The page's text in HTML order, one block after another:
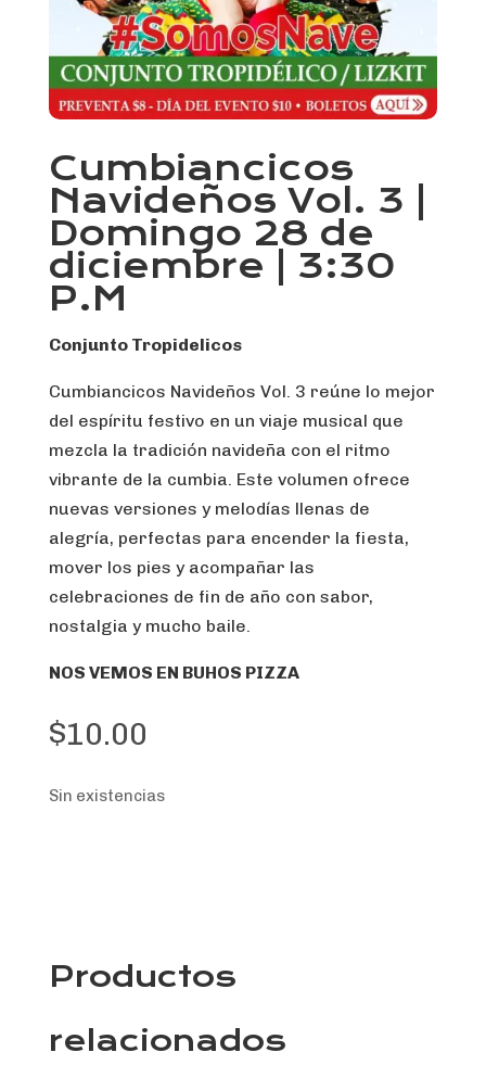
Cumbiancicos
Navideños Vol. 3 |
Domingo 28 de
diciembre | 3:30
P.M
Conjunto Tropidelicos
Cumbiancicos Navideños Vol. 3 reúne lo mejor
del espíritu festivo en un viaje musical que
mezcla la tradición navideña con el ritmo
vibrante de la cumbia. Este volumen ofrece
nuevas versiones y melodías llenas de
alegría, perfectas para encender la fiesta,
mover los pies y acompañar las
celebraciones de fin de año con sabor,
nostalgia y mucho baile.
NOS VEMOS EN BUHOS PIZZA
$10.00
Sin existencias
Productos
relacionados